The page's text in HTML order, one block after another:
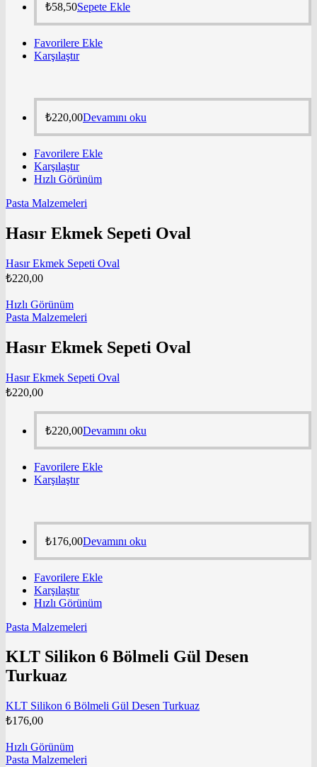
₺58,50Sepete Ekle
Favorilere Ekle
Karşılaştır
₺220,00Devamını oku
Favorilere Ekle
Karşılaştır
Hızlı Görünüm
Pasta Malzemeleri
Hasır Ekmek Sepeti Oval
Hasır Ekmek Sepeti Oval
₺220,00
Hızlı Görünüm
Pasta Malzemeleri
Hasır Ekmek Sepeti Oval
Hasır Ekmek Sepeti Oval
₺220,00
₺220,00Devamını oku
Favorilere Ekle
Karşılaştır
₺176,00Devamını oku
Favorilere Ekle
Karşılaştır
Hızlı Görünüm
Pasta Malzemeleri
KLT Silikon 6 Bölmeli Gül Desen
Turkuaz
KLT Silikon 6 Bölmeli Gül Desen Turkuaz
₺176,00
Hızlı Görünüm
Pasta Malzemeleri